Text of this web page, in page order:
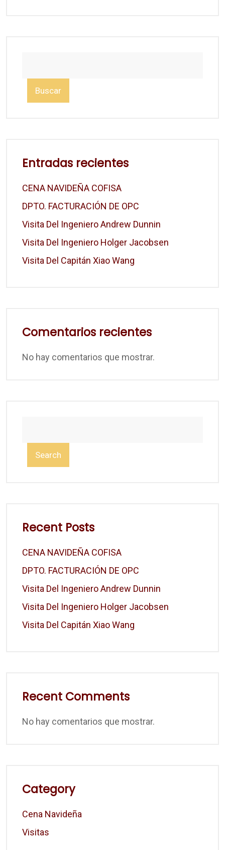
Buscar
Entradas recientes
CENA NAVIDEÑA COFISA
DPTO. FACTURACIÓN DE OPC
Visita Del Ingeniero Andrew Dunnin
Visita Del Ingeniero Holger Jacobsen
Visita Del Capitán Xiao Wang
Comentarios recientes
No hay comentarios que mostrar.
Search
Recent Posts
CENA NAVIDEÑA COFISA
DPTO. FACTURACIÓN DE OPC
Visita Del Ingeniero Andrew Dunnin
Visita Del Ingeniero Holger Jacobsen
Visita Del Capitán Xiao Wang
Recent Comments
No hay comentarios que mostrar.
Category
Cena Navideña
Visitas